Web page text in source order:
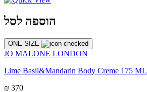
הוספה לסל
ONE SIZE
JO MALONE LONDON
Lime Basil&Mandarin Body Creme 175 ML
₪ 370